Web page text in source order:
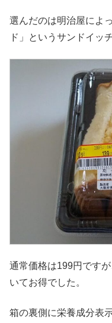
選んだのは明治屋によ
ド」というサンドイッ
通常価格は199円です
いてお得でした。
箱の裏側に栄養成分表